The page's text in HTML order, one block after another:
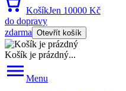
KošíkJen 10000 Kč
do dopravy
zdarma Otevřít košík
Košík je prázdný...
Menu